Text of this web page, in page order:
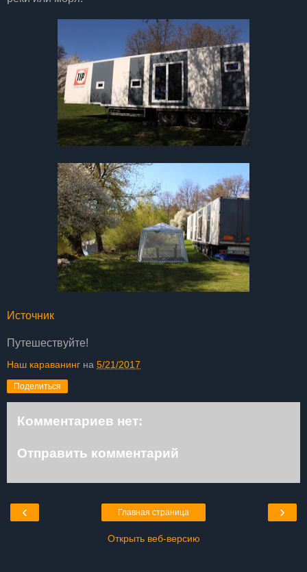
Источник
Путешествуйте!
Наш караванинг на 5/21/2017
Поделиться
Комментариев нет:
Отправить комментарий
‹ ›
Главная страница
Открыть веб-версию